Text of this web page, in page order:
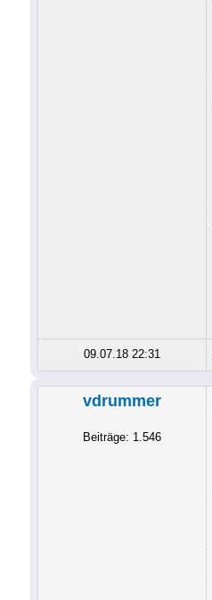
09.07.18 22:31
vdrummer
Beiträge: 1.546